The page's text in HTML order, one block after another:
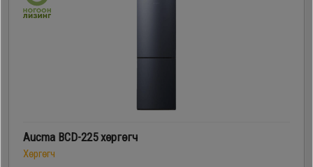
Aucma BCD-225 хөргөгч
Хөргөгч